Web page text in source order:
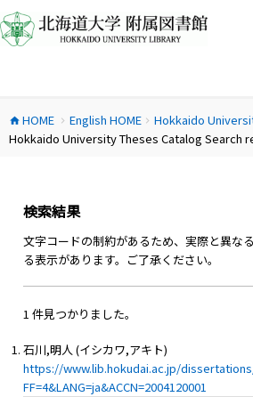
ン
テ
ス
キ
home HOME chevron_right English HOMEchevron_right Hokkaido
Hokkaido University Theses Catalog Search
検索結果
文字コードの制約があるため、実際と異な
る表示があります。ご了承ください。
1 件見つかりました。
石川,明人 (イシカワ,アキト)
https://www.lib.hokudai.ac.jp/
FF=4&LANG=ja&ACCN=2004120001